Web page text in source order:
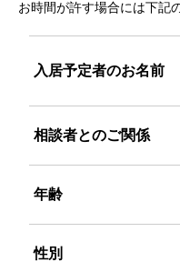
お時間が許す場合には下記
入居予定者のお名前
相談者とのご関係
年齢
性別